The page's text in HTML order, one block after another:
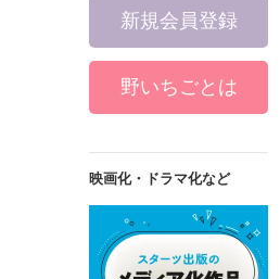
新規会員登録
野いちごとは
映画化・ドラマ化など